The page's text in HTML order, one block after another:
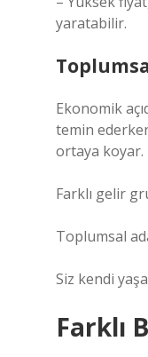
yaratabilir.
Ekonomik
temin
ortaya koyar.
Farklı gelir
Toplumsal
Siz kendi
Farklı